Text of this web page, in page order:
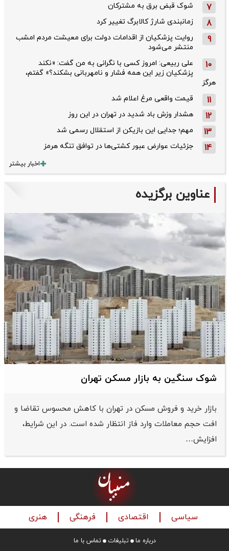
7 شوک قبض برق به مشترکان
8 زمانبندی شارژ کالابرگ تغییر کرد
9
روایت پزشکیان از اقدامات دولت برای معیشت مردم امشب
منتشر می‌شود
10
علی ربیعی: امروز کسی با نگرانی به من گفت: «نکند
پزشکیان زیر این همه فشار و نامهربانی بشکند؟» گفتم،
هرگز
11 قیمت واقعی مرغ اعلام شد
12 هشدار وزش باد شدید در تهران در این روز
13 مهم؛ جدایی این بازیکن از استقلال رسمی شد
14 جزئیات عوارض عبور کشتی‌ها در توافق تنگه هرمز
اخبار بیشتر
عناوین برگزیده
شوک سنگین به بازار مسکن تهران
بازار خرید و فروش مسکن در تهران با کاهش محسوس تقاضا و
افت حجم معاملات وارد فاز انتظار شده است. در این شرایط،
افزایش…
سیاسی اقتصادی فرهنگی هنری
درباره ما تبلیغات تماس با ما